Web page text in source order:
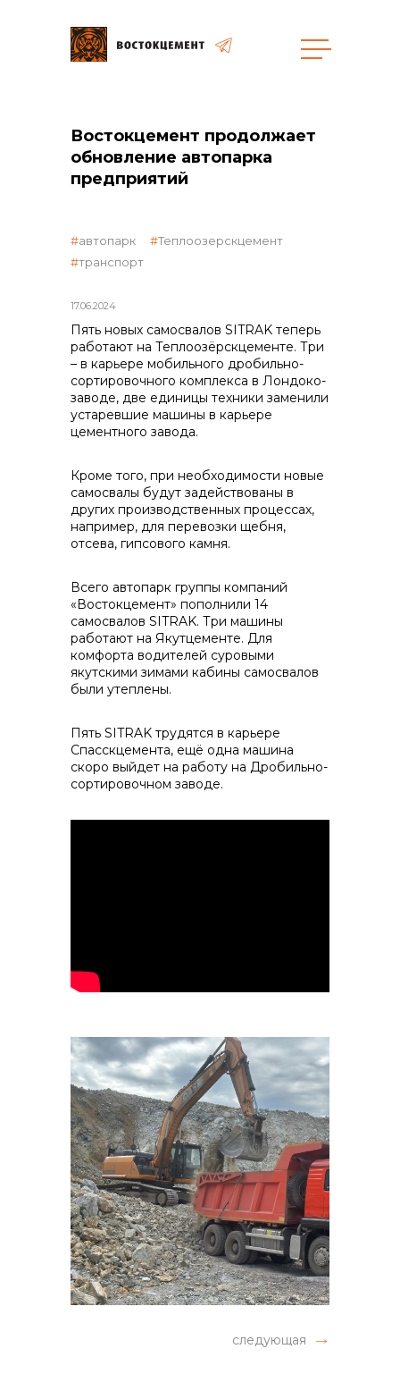
Закупки
общая информация
объявленные закупки
реализация неликвидов
контакты отдела закупок
+7 (423) 234 50 50
info@vostokcement.ru
Востокцемент продолжает
обновление автопарка
предприятий
17.06.2024
автопарк
Теплоозерскцемент
транспорт
Пять новых самосвалов SITRAK теперь
работают на Теплоозёрскцементе. Три
– в карьере мобильного дробильно-
сортировочного комплекса в Лондоко-
заводе, две единицы техники заменили
устаревшие машины в карьере
цементного завода.
Кроме того, при необходимости новые
самосвалы будут задействованы в
других производственных процессах,
например, для перевозки щебня,
отсева, гипсового камня.
Всего автопарк группы компаний
«Востокцемент» пополнили 14
самосвалов SITRAK. Три машины
работают на Якутцементе. Для
комфорта водителей суровыми
якутскими зимами кабины самосвалов
были утеплены.
Пять SITRAK трудятся в карьере
Спасскцемента, ещё одна машина
скоро выйдет на работу на Дробильно-
сортировочном заводе.
следующая